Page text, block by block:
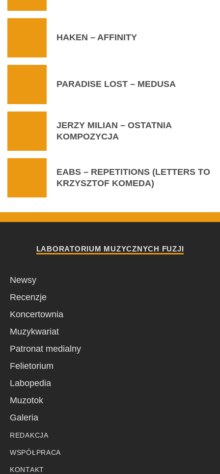
HAKEN – AFFINITY
PARADISE LOST – MEDUSA
JERZY MILIAN – OSTATNIA
KOMPOZYCJA
EABS – REPETITIONS (LETTERS TO
KRZYSZTOF KOMEDA)
LABORATORIUM MUZYCZNYCH FUZJI
Newsy
Recenzje
Koncertownia
Muzykwariat
Patronat medialny
Felietorium
Labopedia
Muzotok
Galeria
REDAKCJA
WSPÓŁPRACA
KONTAKT